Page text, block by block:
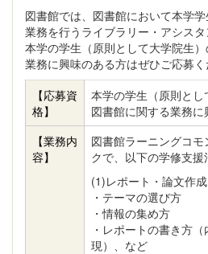
図書館では、図書館において本学
業務を行うライブラリー・アシスタ
本学の学生（原則として大学院生
業務に興味のある方はぜひご応募く
【応募資
格】
本学の学生（原則とし
図書館に関する業務
【業務内
容】
図書館ラーニングコ
クで、以下の学修支援
(1)レポート・論文作
・テーマの選び方
・情報の集め方
・レポートの書き方
現）、など